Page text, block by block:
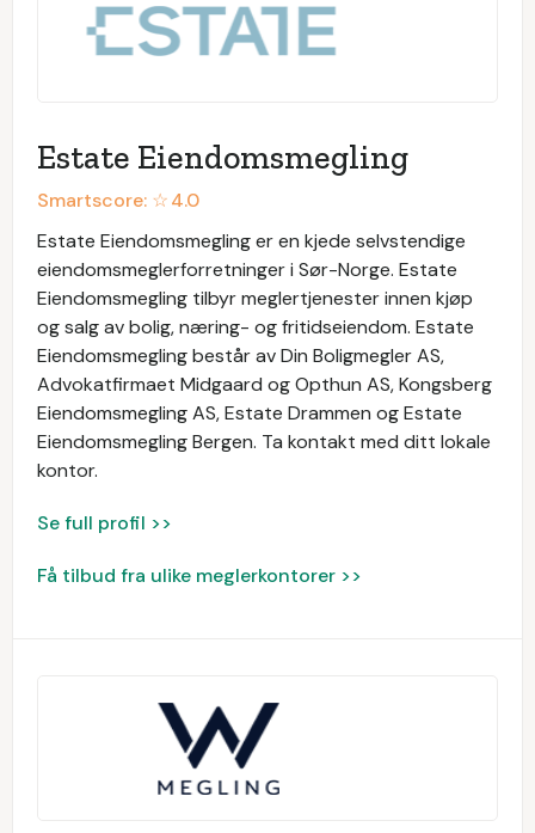
Estate Eiendomsmegling
Smartscore: ☆4.0
Estate Eiendomsmegling er en kjede selvstendige
eiendomsmeglerforretninger i Sør-Norge. Estate
Eiendomsmegling tilbyr meglertjenester innen kjøp
og salg av bolig, næring- og fritidseiendom. Estate
Eiendomsmegling består av Din Boligmegler AS,
Advokatfirmaet Midgaard og Opthun AS, Kongsberg
Eiendomsmegling AS, Estate Drammen og Estate
Eiendomsmegling Bergen. Ta kontakt med ditt lokale
kontor.
Se full profil >>
Få tilbud fra ulike meglerkontorer >>